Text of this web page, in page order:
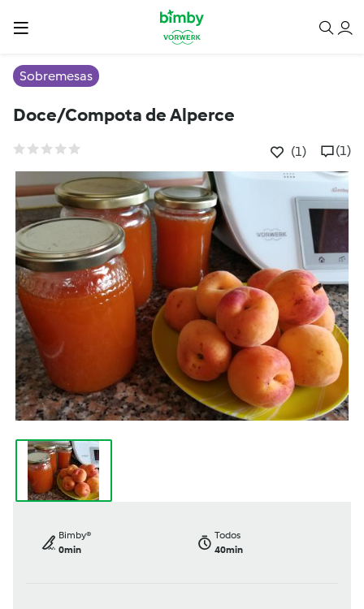
Sobremesas
Doce/Compota de Alperce
(1) (1)
Bimby®
0min
Todos
40min